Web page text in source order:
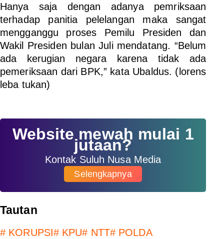
Hanya saja dengan adanya pemriksaan
terhadap panitia pelelangan maka sangat
mengganggu proses Pemilu Presiden dan
Wakil Presiden bulan Juli mendatang. “Belum
ada kerugian negara karena tidak ada
pemeriksaan dari BPK,” kata Ubaldus. (lorens
leba tukan)
Website mewah mulai 1
jutaan?
Kontak Suluh Nusa Media
Selengkapnya
Tautan
# KORUPSI# KPU# NTT# POLDA